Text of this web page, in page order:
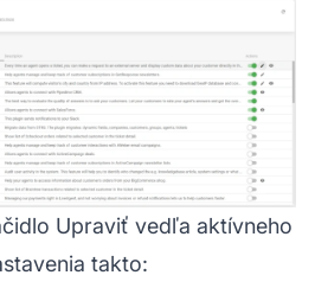
Upraviť vedľa aktívneho
takto: